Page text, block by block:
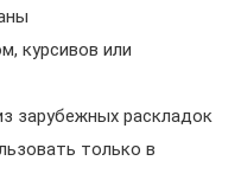
курсивов или
зарубежных раскладок
только в